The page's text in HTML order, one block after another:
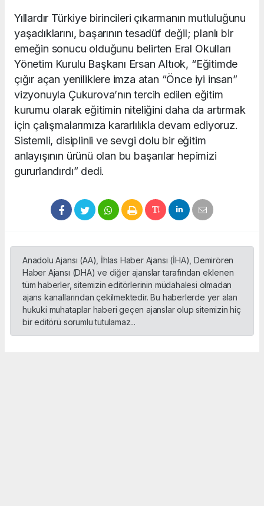
Yıllardır Türkiye birincileri çıkarmanın mutluluğunu
yaşadıklarını, başarının tesadüf değil; planlı bir
emeğin sonucu olduğunu belirten Eral Okulları
Yönetim Kurulu Başkanı Ersan Altıok, “Eğitimde
çığır açan yeniliklere imza atan “Önce iyi insan”
vizyonuyla Çukurova’nın tercih edilen eğitim
kurumu olarak eğitimin niteliğini daha da artırmak
için çalışmalarımıza kararlılıkla devam ediyoruz.
Sistemli, disiplinli ve sevgi dolu bir eğitim
anlayışının ürünü olan bu başarılar hepimizi
gururlandırdı” dedi.
Anadolu Ajansı (AA), İhlas Haber Ajansı (İHA), Demirören
Haber Ajansı (DHA) ve diğer ajanslar tarafından eklenen
tüm haberler, sitemizin editörlerinin müdahalesi olmadan
ajans kanallarından çekilmektedir. Bu haberlerde yer alan
hukuki muhataplar haberi geçen ajanslar olup sitemizin hiç
bir editörü sorumlu tutulamaz...